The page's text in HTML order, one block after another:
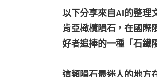
以下分享來自AI的整理
肯亞橄欖隕石，在國際
好者追捧的一種「石鐵
這類隕石最迷人的地方